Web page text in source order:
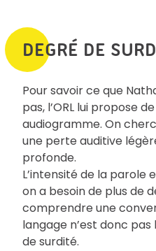
DEGRÉ DE
Pour savoir ce que
pas, l’ORL lui propose
audiogramme. On
une perte auditive
profonde.
L’intensité de la parole
on a besoin de plus de
comprendre une
langage n’est donc
de surdité.